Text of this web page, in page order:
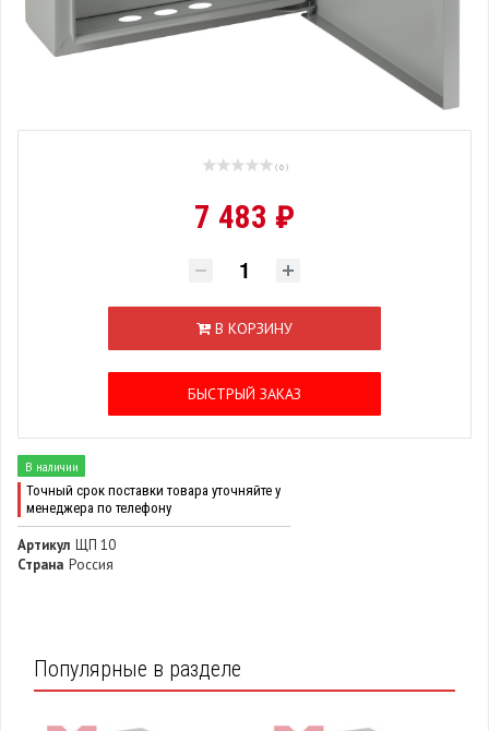
( 0 )
7 483 ₽
В КОРЗИНУ
БЫСТРЫЙ ЗАКАЗ
В наличии
Точный срок поставки товара уточняйте у
менеджера по телефону
Артикул ЩП 10
Страна Россия
Популярные в разделе